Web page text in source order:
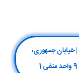
گارانتی رسمی تعمیرات اپل | 02175147 | خیابان جمهوری،